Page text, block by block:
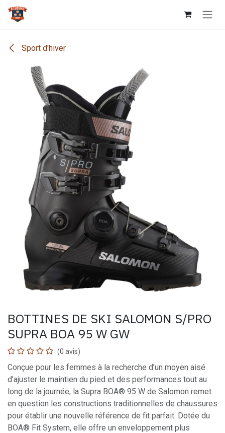
Se rendre au contenu
Sport d'hiver
BOTTINES DE SKI SALOMON S/PRO
SUPRA BOA 95 W GW
(0 avis)
Conçue pour les femmes à la recherche d’un moyen aisé
d’ajuster le maintien du pied et des performances tout au
long de la journée, la Supra BOA® 95 W de Salomon remet
en question les constructions traditionnelles de chaussures
pour établir une nouvelle référence de fit parfait. Dotée du
BOA® Fit System, elle offre un enveloppement plus